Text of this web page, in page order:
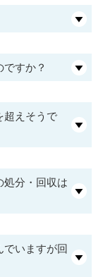
すか？
超えそうで
処分・回収は
いますが回